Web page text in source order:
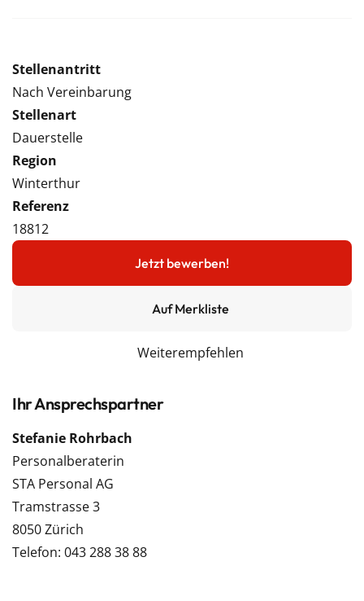
Stellenantritt
Nach Vereinbarung
Stellenart
Dauerstelle
Region
Winterthur
Referenz
18812
Jetzt bewerben!
Auf Merkliste
Weiterempfehlen
Ihr Ansprechspartner
Stefanie Rohrbach
Personalberaterin
STA Personal AG
Tramstrasse 3
8050 Zürich
Telefon: 043 288 38 88